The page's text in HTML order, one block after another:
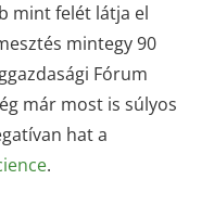
mint felét látja el
mintegy 90
Fórum
már most is súlyos
hat a
.